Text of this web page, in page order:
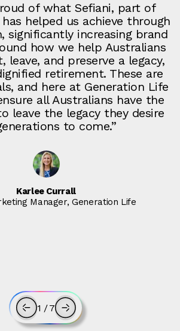
of what Sefiani, part of
helped us achieve through
significantly increasing brand
how we help Australians
leave, and preserve a legacy,
retirement. These are
and here at Generation Life
all Australians have the
leave the legacy they desire
to come.”
Karlee Currall
Manager, Generation Life
1 /7